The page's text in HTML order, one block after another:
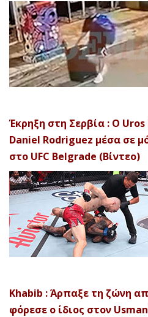
Έκρηξη στη Σερβία : Ο
Daniel Rodriguez μέσα σε
στο UFC Belgrade (Βίντεο)
Khabib : Άρπαξε τη ζώνη
φόρεσε ο ίδιος στον